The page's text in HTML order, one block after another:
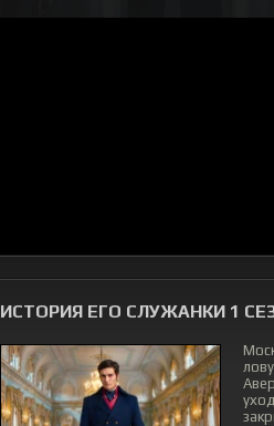
ИСТОРИЯ ЕГО СЛУЖАНКИ 1